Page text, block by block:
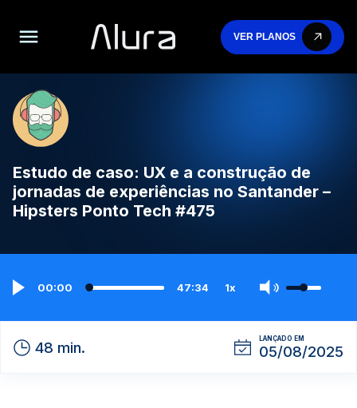
VER PLANOS
Estudo de caso: UX e a construção de
jornadas de experiências no Santander –
Hipsters Ponto Tech #475
00:00 47:34 1x
48 min. LANÇADO EM
05/08/2025